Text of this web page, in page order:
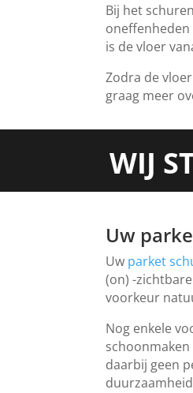
Bij het
is de vloer
Zodra de
graag meer
WIJ
Uw
Uw parket
(on) -
voorkeur
Nog enkele
daarbij geen